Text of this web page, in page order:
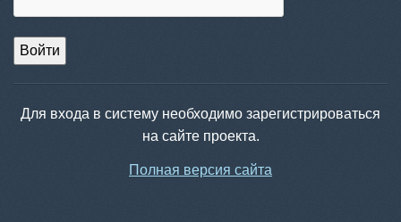
Войти
Для входа в систему необходимо зарегистрироваться
на сайте проекта.
Полная версия сайта